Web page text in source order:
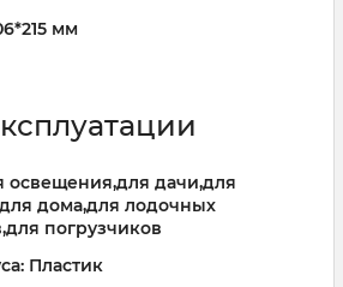
мм
освещения,для дачи,для
дома,для лодочных
погрузчиков
Пластик